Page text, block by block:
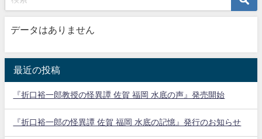
データはありません
最近の投稿
『折口裕一郎教授の怪異譚 佐賀 福岡 水底の声』発売開始
『折口裕一郎の怪異譚 佐賀 福岡 水底の記憶』発行のお知らせ